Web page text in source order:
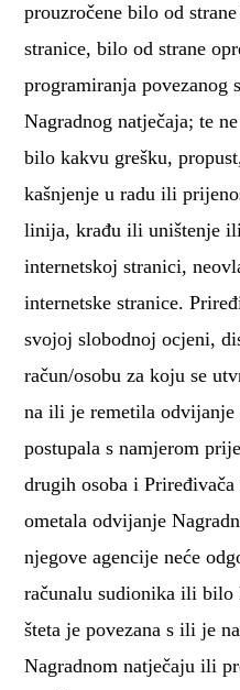
prouzročene bilo od
stranice, bilo od strane
programiranja
Nagradnog natječaja; te
bilo kakvu grešku,
kašnjenje u radu ili
linija, krađu ili uništenje
internetskoj stranici,
internetske stranice.
svojoj slobodnoj ocjeni,
račun/osobu za koju se
na ili je remetila
postupala s namjerom
drugih osoba i
ometala odvijanje
njegove agencije neće
računalu sudionika ili bilo
šteta je povezana s ili je
Nagradnom natječaju ili